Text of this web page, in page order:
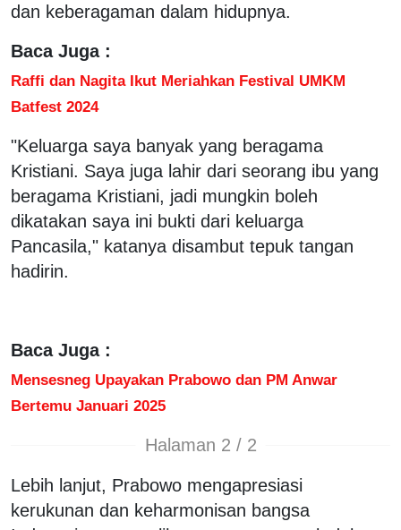
dan keberagaman dalam hidupnya.
Baca Juga :
Raffi dan Nagita Ikut Meriahkan Festival UMKM
Batfest 2024
"Keluarga saya banyak yang beragama
Kristiani. Saya juga lahir dari seorang ibu yang
beragama Kristiani, jadi mungkin boleh
dikatakan saya ini bukti dari keluarga
Pancasila," katanya disambut tepuk tangan
hadirin.
Baca Juga :
Mensesneg Upayakan Prabowo dan PM Anwar
Bertemu Januari 2025
Halaman 2 / 2
Lebih lanjut, Prabowo mengapresiasi
kerukunan dan keharmonisan bangsa